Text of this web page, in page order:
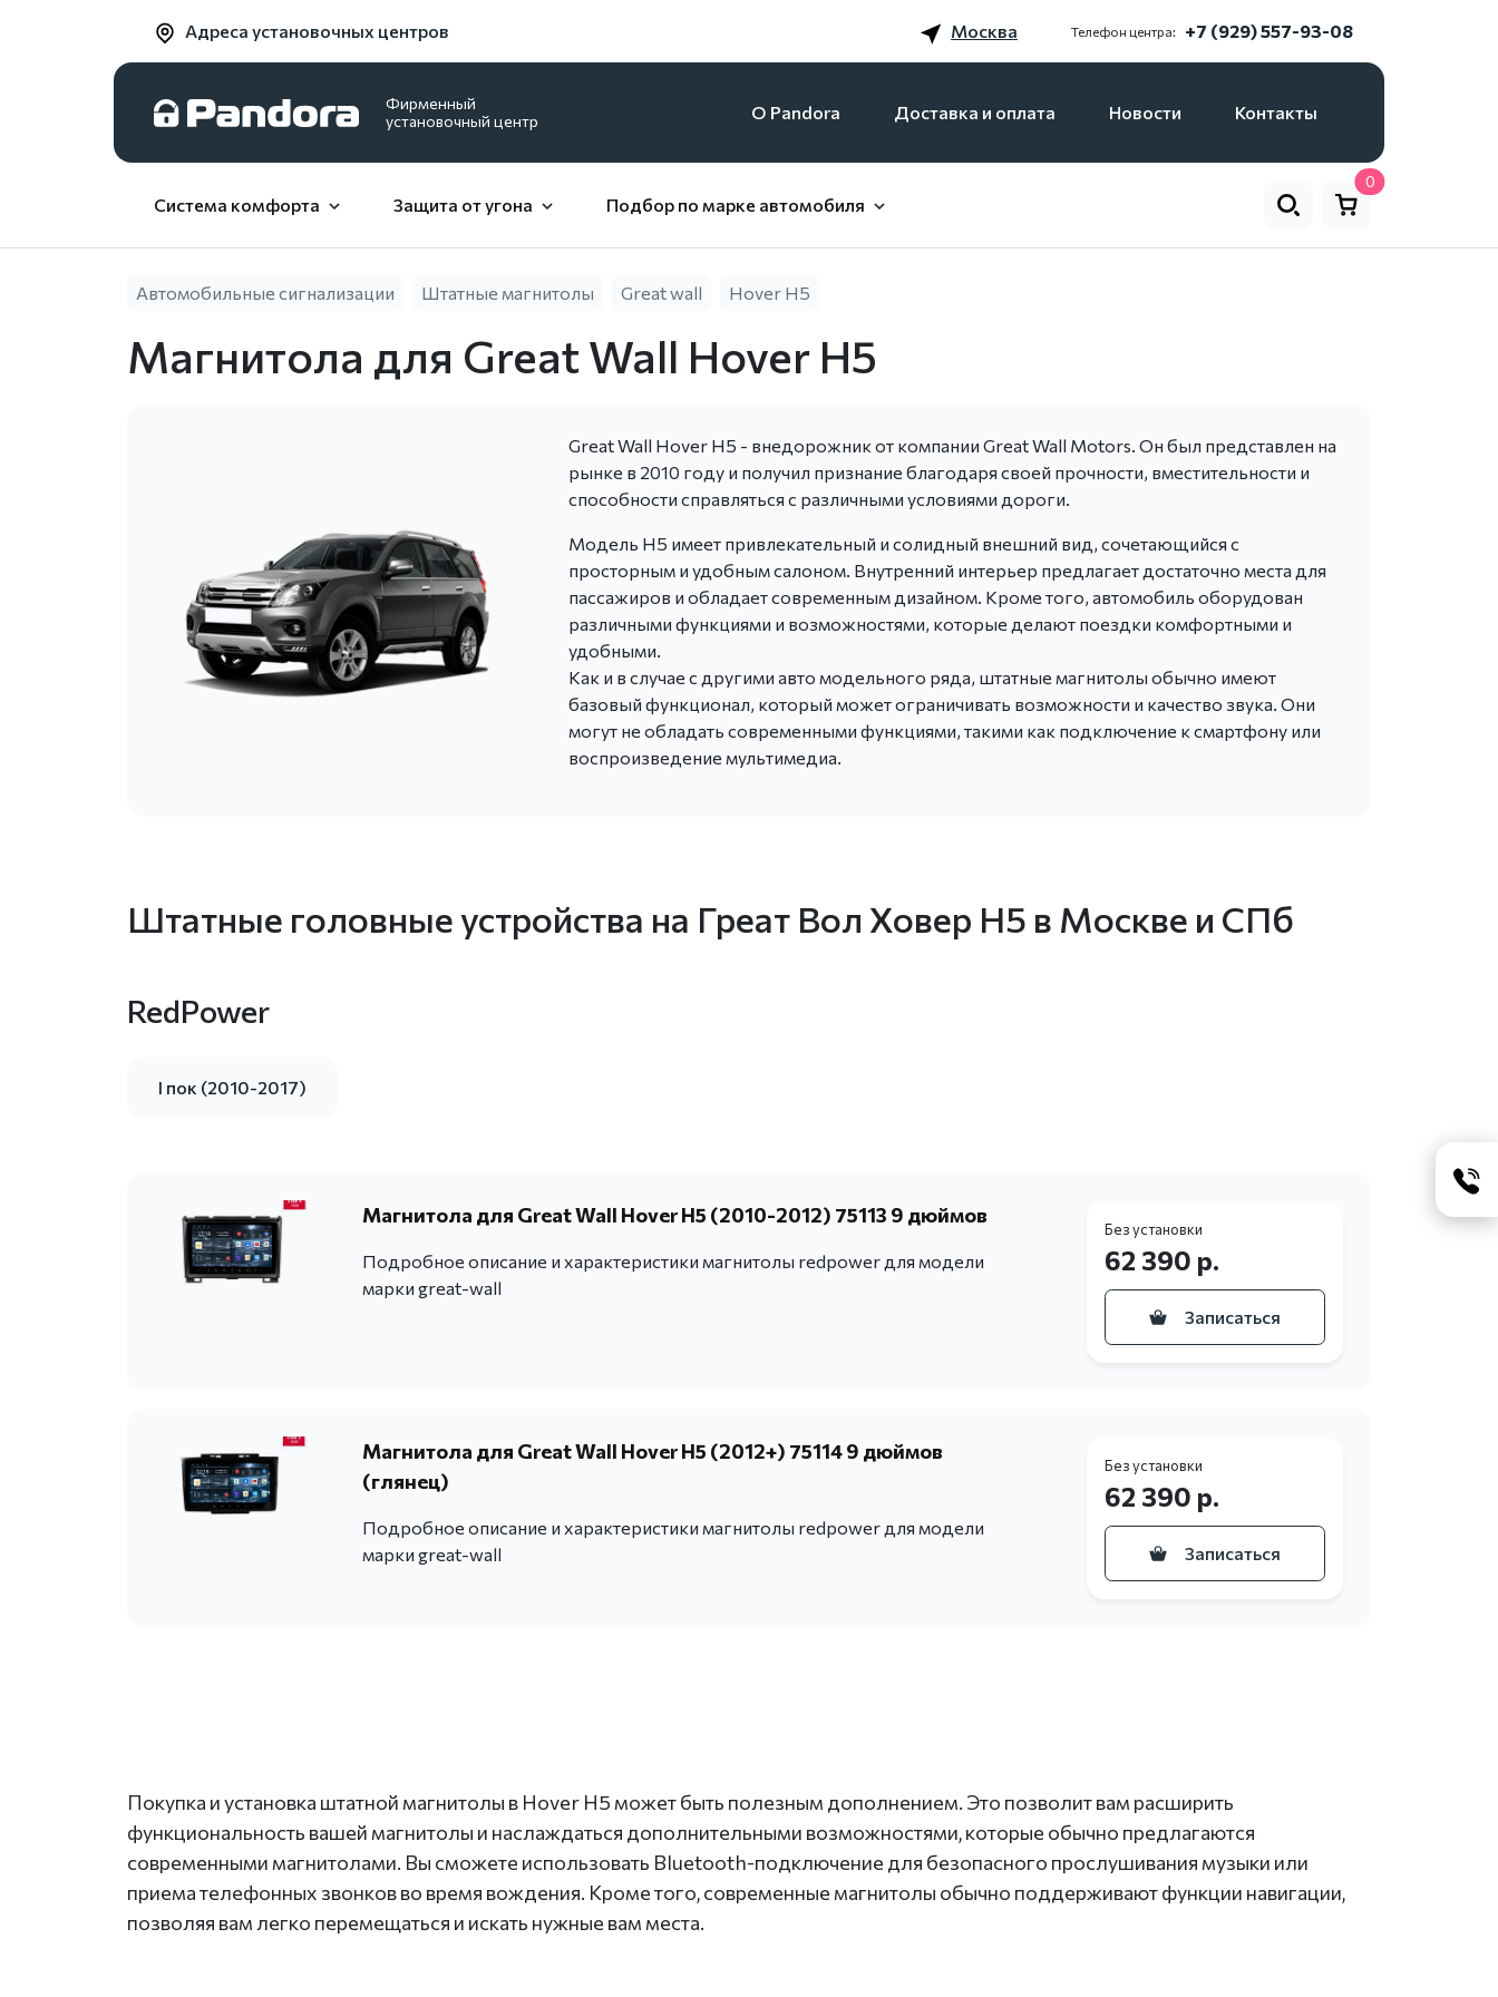
Адреса установочных центров Москва Телефон центра: +7 (929) 557-93-08
Фирменный
установочный центр
O Pandora Доставка и оплата Новости Контакты
Система комфорта Защита от угона Подбор по марке автомобиля
0
Автомобильные сигнализации Штатные магнитолы Great wall Hover H5
Магнитола для Great Wall Hover H5
Great Wall Hover H5 - внедорожник от компании Great Wall Motors. Он был представлен на
рынке в 2010 году и получил признание благодаря своей прочности, вместительности и
способности справляться с различными условиями дороги.
Модель H5 имеет привлекательный и солидный внешний вид, сочетающийся с
просторным и удобным салоном. Внутренний интерьер предлагает достаточно места для
пассажиров и обладает современным дизайном. Кроме того, автомобиль оборудован
различными функциями и возможностями, которые делают поездки комфортными и
удобными.
Как и в случае с другими авто модельного ряда, штатные магнитолы обычно имеют
базовый функционал, который может ограничивать возможности и качество звука. Они
могут не обладать современными функциями, такими как подключение к смартфону или
воспроизведение мультимедиа.
Штатные головные устройства на Греат Вол Ховер Н5 в Москве и СПб
RedPower
I пок (2010-2017)
Магнитола для Great Wall Hover H5 (2010-2012) 75113 9 дюймов
Подробное описание и характеристики магнитолы redpower для модели
марки great-wall
Без установки
62 390 р.
Записаться
Магнитола для Great Wall Hover H5 (2012+) 75114 9 дюймов
(глянец)
Подробное описание и характеристики магнитолы redpower для модели
марки great-wall
Без установки
62 390 р.
Записаться
Покупка и установка штатной магнитолы в Hover H5 может быть полезным дополнением. Это позволит вам расширить
функциональность вашей магнитолы и наслаждаться дополнительными возможностями, которые обычно предлагаются
современными магнитолами. Вы сможете использовать Bluetooth-подключение для безопасного прослушивания музыки или
приема телефонных звонков во время вождения. Кроме того, современные магнитолы обычно поддерживают функции навигации,
позволяя вам легко перемещаться и искать нужные вам места.